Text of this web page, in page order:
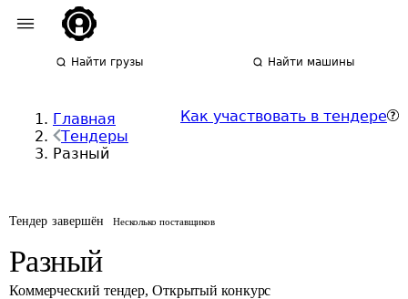
Найти грузы Найти машины
Главная
Тендеры
Разный
Как участвовать в тендере
Тендер завершён Несколько поставщиков
Разный
Коммерческий тендер, Открытый конкурс